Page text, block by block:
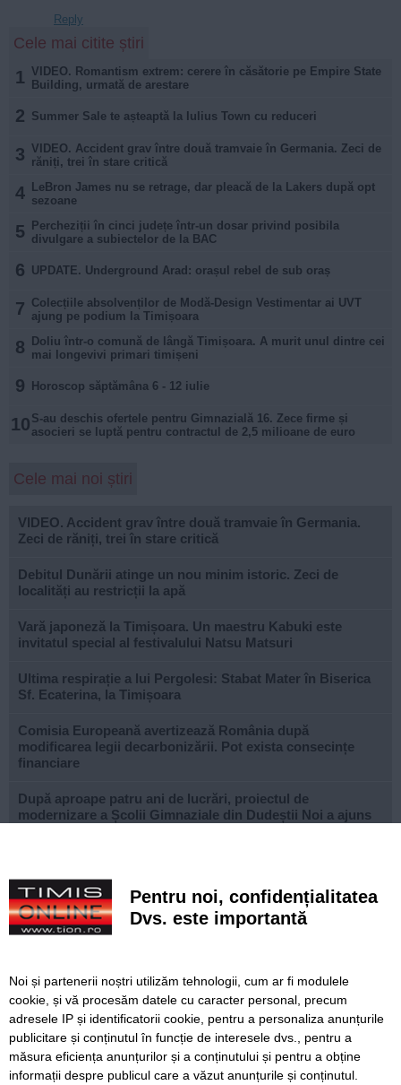
Reply
Cele mai citite știri
1 VIDEO. Romantism extrem: cerere în căsătorie pe Empire State
Building, urmată de arestare
2 Summer Sale te așteaptă la Iulius Town cu reduceri
3 VIDEO. Accident grav între două tramvaie în Germania. Zeci de
răniți, trei în stare critică
4
LeBron James nu se retrage, dar pleacă de la Lakers după opt
sezoane
5
Percheziții în cinci județe într-un dosar privind posibila
divulgare a subiectelor de la BAC
6 UPDATE. Underground Arad: orașul rebel de sub oraș
7 Colecțiile absolvenților de Modă-Design Vestimentar ai UVT
ajung pe podium la Timișoara
8
Doliu într-o comună de lângă Timișoara. A murit unul dintre cei
mai longevivi primari timișeni
9 Horoscop săptămâna 6 - 12 iulie
10 S-au deschis ofertele pentru Gimnazială 16. Zece firme și
asocieri se luptă pentru contractul de 2,5 milioane de euro
Cele mai noi știri
VIDEO. Accident grav între două tramvaie în Germania.
Zeci de răniți, trei în stare critică
Debitul Dunării atinge un nou minim istoric. Zeci de
localități au restricții la apă
Vară japoneză la Timișoara. Un maestru Kabuki este
invitatul special al festivalului Natsu Matsuri
Ultima respirație a lui Pergolesi: Stabat Mater în Biserica
Sf. Ecaterina, la Timișoara
Comisia Europeană avertizează România după
modificarea legii decarbonizării. Pot exista consecințe
financiare
După aproape patru ani de lucrări, proiectul de
modernizare a Școlii Gimnaziale din Dudeștii Noi a ajuns
anul școlar cu tot ce are nevoie. Campania revine la
Timișoara
Avansează șantierul Pasajului Slavici–Polonă. Lațcău: „La
VIDEO. Din toamnă, încă 324 de locuri de cazare pentru
studenții UVT. Două cămine noi sunt aproape gata
Lipsă de kerosen pe Aeroportul Arad. Unele avioane sunt
nevoite să facă escală
Pentru noi, confidențialitatea
Dvs. este importantă
Noi și partenerii noștri utilizăm tehnologii, cum ar fi modulele
cookie, și vă procesăm datele cu caracter personal, precum
adresele IP și identificatorii cookie, pentru a personaliza anunțurile
publicitare și conținutul în funcție de interesele dvs., pentru a
măsura eficiența anunțurilor și a conținutului și pentru a obține
informații despre publicul care a văzut anunțurile și conținutul.